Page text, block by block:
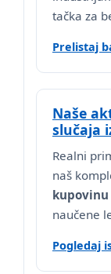
tačka za
Prelistaj
Naše
slučaja
Realni
naš
kupovinu
naučene
Pogledaj